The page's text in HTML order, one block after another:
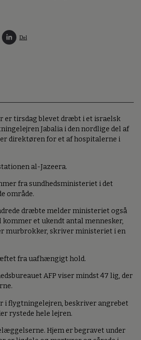
Del
er tirsdag blevet dræbt i et israelsk
Jabalia i den nordlige del af
direktøren for et af hospitalerne i
al-Jazeera.
fra sundhedsministeriet i det
område.
dræbte melder ministeriet også
kommer et ukendt antal mennesker,
murbrokker, skriver ministeriet i en
fra uafhængigt hold.
AFP viser mindst 47 lig, der
i flygtningelejren, beskriver angrebet
rystede hele lejren.
Hjem er begravet under